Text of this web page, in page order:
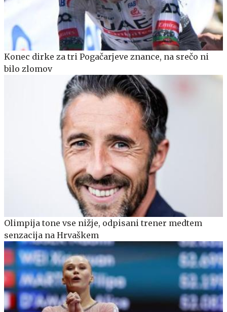
Konec dirke za tri Pogačarjeve znance, na srečo ni
bilo zlomov
Olimpija tone vse nižje, odpisani trener medtem
senzacija na Hrvaškem